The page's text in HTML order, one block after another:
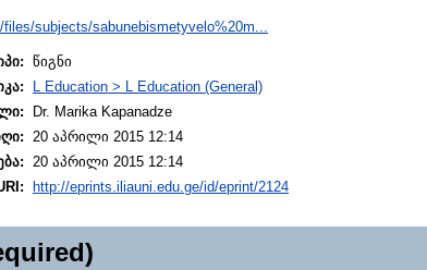
subjects/sabunebismetyvelo%20m...
წიგნი
L Education > L Education (General)
Dr. Marika Kapanadze
20 აპრილი 2015 12:14
20 აპრილი 2015 12:14
http://eprints.iliauni.edu.ge/id/eprint/2124